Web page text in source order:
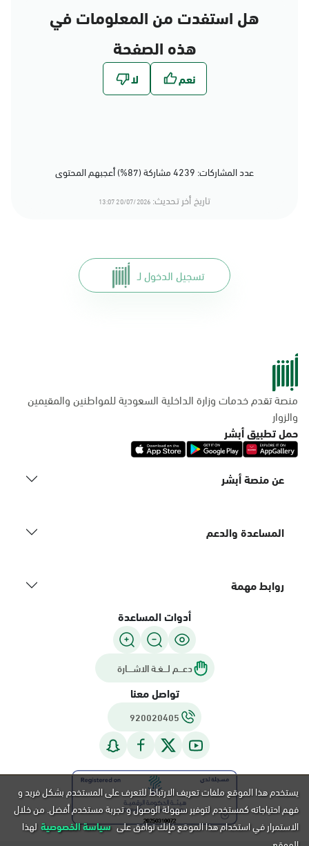
هل استفدت من المعلومات في
هذه الصفحة
عدد المشاركات: 4239 مشاركة (87%) أعجبهم المحتوى
تاريخ أخر تحديث: 20/07/2026 13:07
تسجيل الدخول لـ
منصة تقدم خدمات وزارة الداخلية السعودية للمواطنين والمقيمين
والزوار
حمل تطبيق أبشر
عن منصة أبشر
المساعدة والدعم
روابط مهمة
أدوات المساعدة
دعـــم لـــغـة الاشــــارة
تواصل معنا
920020405
يستخدم هذا الموقع ملفات تعريف الارتباط للتعرف على المستخدم بشكل فريد و
فهم احتياجاته كمستخدم لتوفير سهولة الوصول و تجربة مستخدم أفضل. من خلال
الاستمرار في استخدام هذا الموقع فإنك توافق على سياسة الخصوصية لهذا